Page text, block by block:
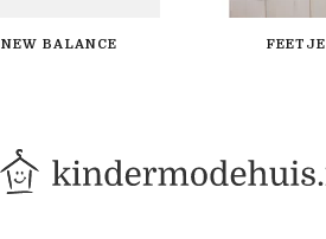
NEW BALANCE FEETJE